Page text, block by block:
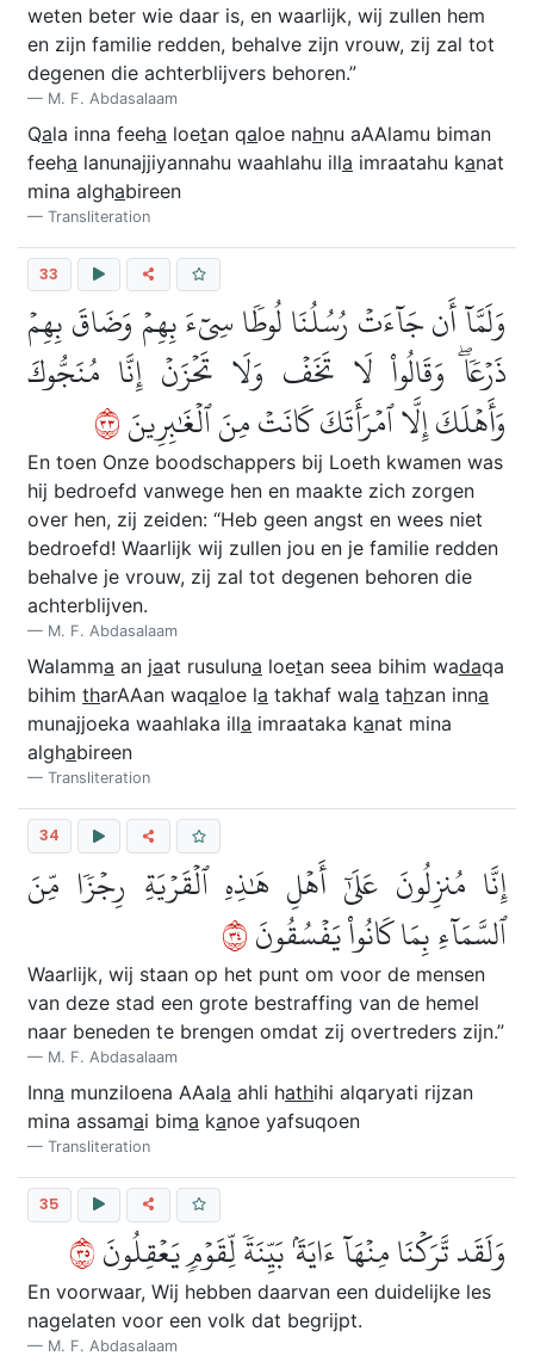
weten beter wie daar is, en waarlijk, wij zullen hem
en zijn familie redden, behalve zijn vrouw, zij zal tot
degenen die achterblijvers behoren.”
M. F. Abdasalaam
Qala inna feeha loetan qaloe nahnu aAAlamu biman
feeha lanunajjiyannahu waahlahu illa imraatahu kanat
mina alghabireen
Transliteration
33
وَلَمَّآ أَن جَآءَتۡ رُسُلُنَا لُوطٗا سِيٓءَ بِهِمۡ وَضَاقَ بِهِمۡ
ذَرۡعٗاۖ وَقَالُواْ لَا تَخَفۡ وَلَا تَحۡزَنۡ إِنَّا مُنَجُّوكَ
وَأَهۡلَكَ إِلَّا ٱمۡرَأَتَكَ كَانَتۡ مِنَ ٱلۡغَٰبِرِينَ٣٣
En toen Onze boodschappers bij Loeth kwamen was
hij bedroefd vanwege hen en maakte zich zorgen
over hen, zij zeiden: “Heb geen angst en wees niet
bedroefd! Waarlijk wij zullen jou en je familie redden
behalve je vrouw, zij zal tot degenen behoren die
achterblijven.
M. F. Abdasalaam
Walamma an jaat rusuluna loetan seea bihim wadaqa
bihim tharAAan waqaloe la takhaf wala tahzan inna
munajjoeka waahlaka illa imraataka kanat mina
alghabireen
Transliteration
34
إِنَّا مُنزِلُونَ عَلَىٰٓ أَهۡلِ هَٰذِهِ ٱلۡقَرۡيَةِ رِجۡزٗا مِّنَ
ٱلسَّمَآءِ بِمَا كَانُواْ يَفۡسُقُونَ٤٣
Waarlijk, wij staan op het punt om voor de mensen
van deze stad een grote bestraffing van de hemel
naar beneden te brengen omdat zij overtreders zijn.”
M. F. Abdasalaam
Inna munziloena AAala ahli hathihi alqaryati rijzan
mina assamai bima kanoe yafsuqoen
Transliteration
35
وَلَقَد تَّرَكۡنَا مِنۡهَآ ءَايَةَۢ بَيِّنَةٗ لِّقَوۡمٖ يَعۡقِلُونَ٥٣
En voorwaar, Wij hebben daarvan een duidelijke les
nagelaten voor een volk dat begrijpt.
M. F. Abdasalaam